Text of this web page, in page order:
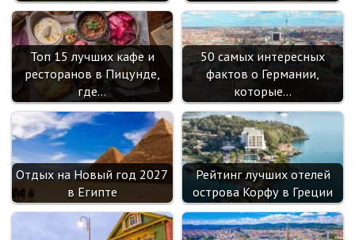
Топ 15 лучших кафе и
ресторанов в Пицунде,
где…
50 самых интересных
фактов о Германии,
которые…
Отдых на Новый год 2027
в Египте
Рейтинг лучших отелей
острова Корфу в Греции